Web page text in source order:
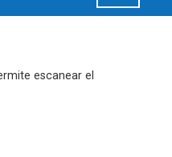
escanear el